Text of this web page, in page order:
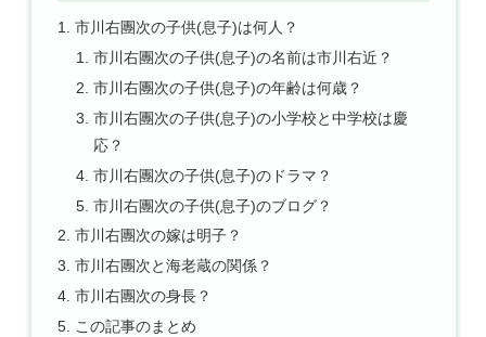
市川右團次の子供(息子)は何人？
市川右團次の子供(息子)の名前は市川右近？
市川右團次の子供(息子)の年齢は何歳？
市川右團次の子供(息子)の小学校と中学校は慶
応？
市川右團次の子供(息子)のドラマ？
市川右團次の子供(息子)のブログ？
市川右團次の嫁は明子？
市川右團次と海老蔵の関係？
市川右團次の身長？
この記事のまとめ